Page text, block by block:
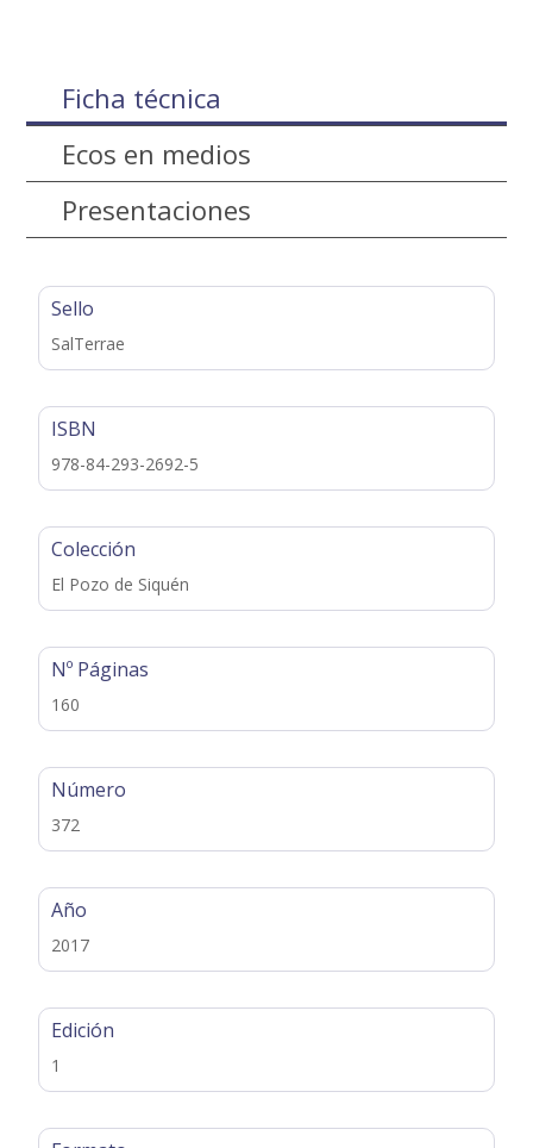
Ficha técnica
Ecos en medios
Presentaciones
Sello
SalTerrae
ISBN
978-84-293-2692-5
Colección
El Pozo de Siquén
Nº Páginas
160
Número
372
Año
2017
Edición
1